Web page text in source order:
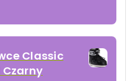
Classic
Czarny